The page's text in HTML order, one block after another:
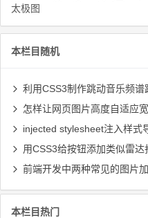
太极图
本栏目随机
利用CSS3制作跳动音乐频谱
怎样让网页图片高度自适应
injected stylesheet注入样式
用CSS3给按钮添加类似雷达
前端开发中两种常见的图片
本栏目热门